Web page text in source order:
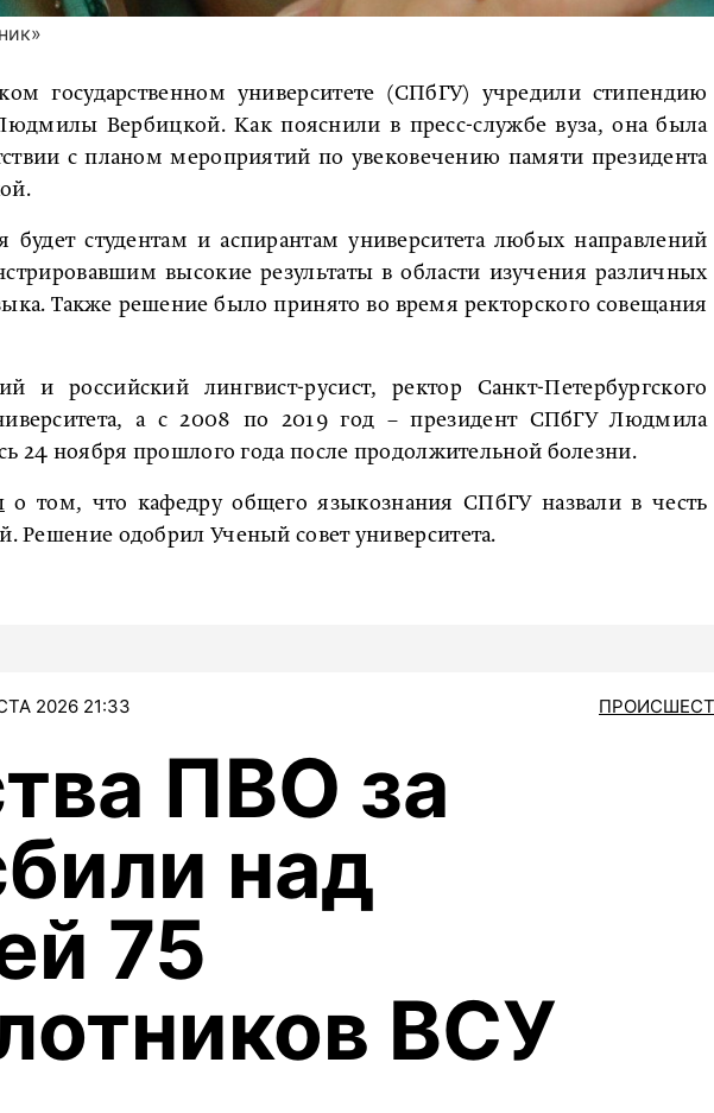
государственном университете (СПбГУ) учредили стипендию
Вербицкой. Как пояснили в пресс-службе вуза, она была
с планом мероприятий по увековечению памяти президента
будет студентам и аспирантам университета любых направлений
высокие результаты в области изучения различных
Также решение было принято во время ректорского совещания
и российский лингвист-русист, ректор Санкт-Петербургского
а с 2008 по 2019 год – президент СПбГУ Людмила
24 ноября прошлого года после продолжительной болезни.
о том, что кафедру общего языкознания СПбГУ назвали в честь
одобрил Ученый совет университета.
2026 21:33
ПВО за
над
75
ВСУ